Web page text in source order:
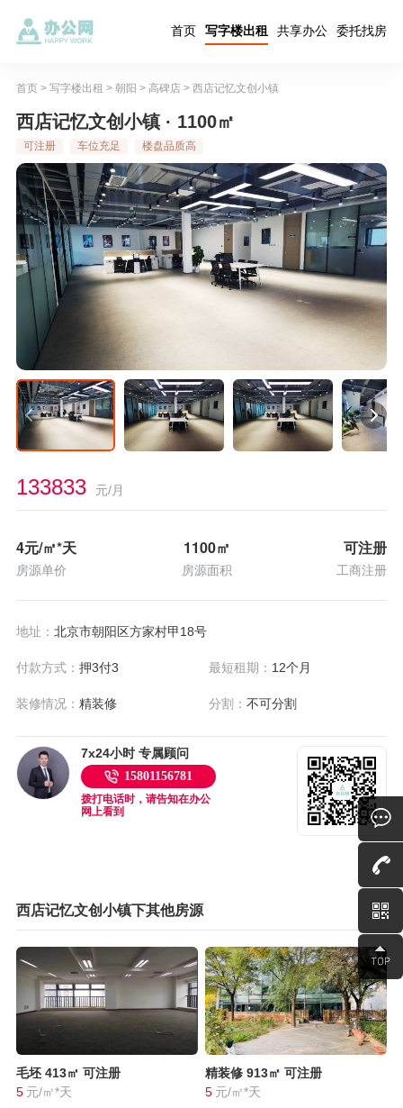
首页 写字楼出租 共享办公 委托找房
首页> 写字楼出租 > 朝阳 > 高碑店> 西店记忆文创小镇
西店记忆文创小镇 · 1100㎡
可注册 车位充足 楼盘品质高
133833 元/月
4元/㎡*天
房源单价
1100㎡
房源面积
可注册
工商注册
地址： 北京市朝阳区方家村甲18号
付款方式： 押3付3 最短租期： 12个月
装修情况： 精装修 分割：不可分割
7x24小时 专属顾问
15801156781
拨打电话时，请告知在办公
网上看到
西店记忆文创小镇下其他房源
毛坯 413㎡ 可注册
5 元/㎡*天
精装修 913㎡ 可注册
5 元/㎡*天